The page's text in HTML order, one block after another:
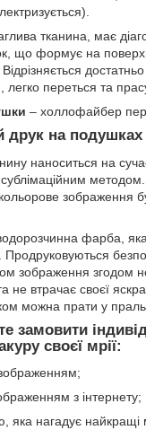
тканина, має
що формує на
легко переться та
– холлофайбер
друк на подушках
наноситься на
сублімаційним
зображення
фарба,
Продруковуються
зображення згодом
не втрачає своєї
можна прати у
замовити
своєї мрії:
з інтернету;
яка нагадує найкращі